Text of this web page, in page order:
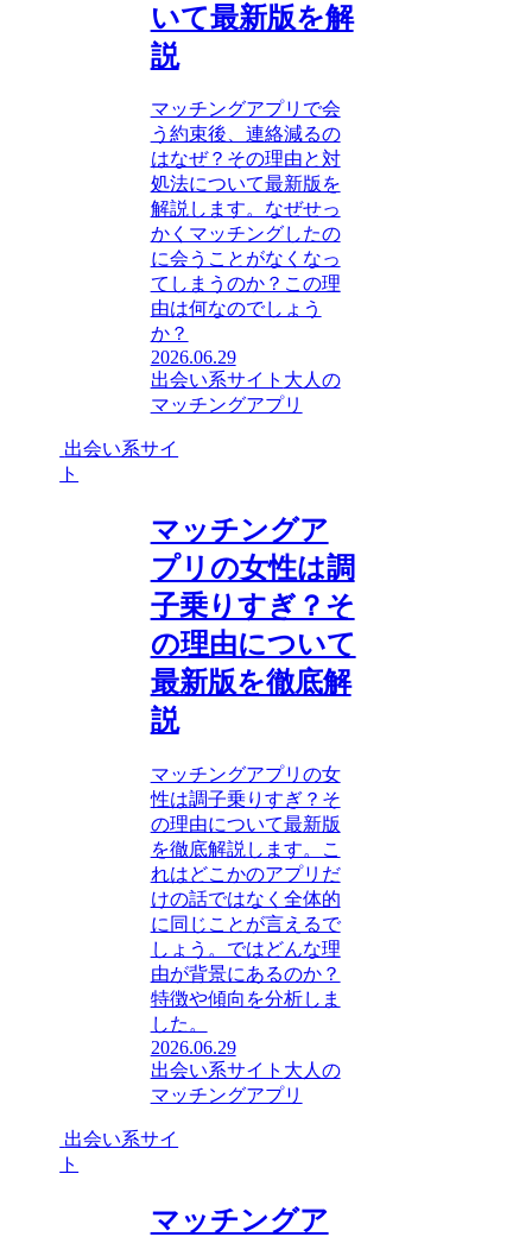
いて最新版を解
説
マッチングアプリで会
う約束後、連絡減るの
はなぜ？その理由と対
処法について最新版を
解説します。なぜせっ
かくマッチングしたの
に会うことがなくなっ
てしまうのか？この理
由は何なのでしょう
か？
2026.06.29
出会い系サイト 大人の
マッチングアプリ
出会い系サイ
ト
マッチングア
プリの女性は調
子乗りすぎ？そ
の理由について
最新版を徹底解
説
マッチングアプリの女
性は調子乗りすぎ？そ
の理由について最新版
を徹底解説します。こ
れはどこかのアプリだ
けの話ではなく全体的
に同じことが言えるで
しょう。ではどんな理
由が背景にあるのか？
特徴や傾向を分析しま
した。
2026.06.29
出会い系サイト 大人の
マッチングアプリ
出会い系サイ
ト
マッチングア